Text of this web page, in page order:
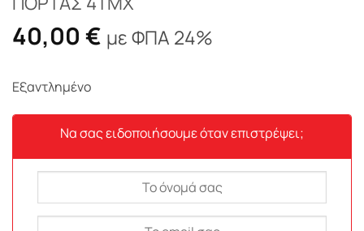
40,00 € με ΦΠΑ 24%
Εξαντλημένο
Να σας ειδοποιήσουμε όταν επιστρέψει;